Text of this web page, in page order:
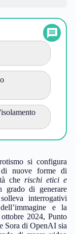
si configura
nuove forme di
che rischi etici e
di generare
interrogativi
e la
2024, Punto
Sora di OpenAI sia